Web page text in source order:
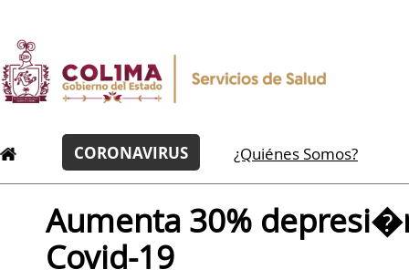
CORONAVIRUS ¿Quiénes Somos?
Aumenta 30%
Covid-19